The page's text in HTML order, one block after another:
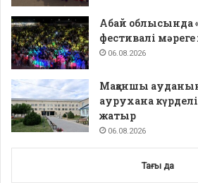
Абай облысында
фестивалі мәреге
06.08.2026
Мақаншы
аурухана
жатыр
06.08.2026
Тағы да